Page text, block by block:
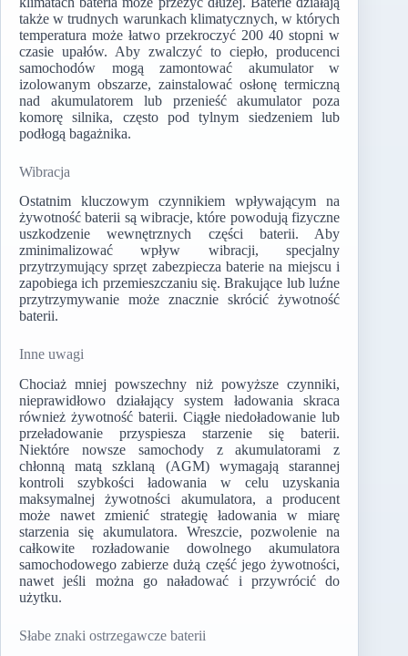
także w trudnych warunkach klimatycznych, w których
temperatura może łatwo przekroczyć 200 40 stopni w
czasie upałów. Aby zwalczyć to ciepło, producenci
samochodów mogą zamontować akumulator w
izolowanym obszarze, zainstalować osłonę termiczną
nad akumulatorem lub przenieść akumulator poza
komorę silnika, często pod tylnym siedzeniem lub
podłogą bagażnika.
Wibracja
Ostatnim kluczowym czynnikiem wpływającym na
żywotność baterii są wibracje, które powodują fizyczne
uszkodzenie wewnętrznych części baterii. Aby
zminimalizować wpływ wibracji, specjalny
przytrzymujący sprzęt zabezpiecza baterie na miejscu i
zapobiega ich przemieszczaniu się. Brakujące lub luźne
przytrzymywanie może znacznie skrócić żywotność
baterii.
Inne uwagi
Chociaż mniej powszechny niż powyższe czynniki,
nieprawidłowo działający system ładowania skraca
również żywotność baterii. Ciągłe niedoładowanie lub
przeładowanie przyspiesza starzenie się baterii.
Niektóre nowsze samochody z akumulatorami z
chłonną matą szklaną (AGM) wymagają starannej
kontroli szybkości ładowania w celu uzyskania
maksymalnej żywotności akumulatora, a producent
może nawet zmienić strategię ładowania w miarę
starzenia się akumulatora. Wreszcie, pozwolenie na
całkowite rozładowanie dowolnego akumulatora
samochodowego zabierze dużą część jego żywotności,
nawet jeśli można go naładować i przywrócić do
użytku.
Słabe znaki ostrzegawcze baterii